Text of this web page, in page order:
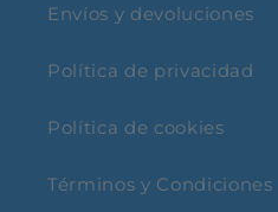
Envíos y devoluciones
Política de privacidad
Política de cookies
Términos y Condiciones